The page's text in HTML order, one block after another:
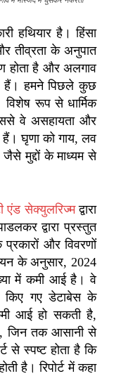
हथियार है। हिंसा
तीव्रता के अनुपात
होता है और अलगाव
हैं। हमने पिछले कुछ
रूप से धार्मिक
वे असहायता और
हैं। घृणा को गाय, लव
मुद्दों के माध्यम से
एंड सेक्युलरिज्मद्वारा
द्वारा प्रस्तुत
और विवरणों
के अनुसार, 2024
में कमी आई है। वे
किए गए डेटाबेस के
आई हो सकती है,
जिन तक आसानी से
से स्पष्ट होता है कि
है। रिपोर्ट में कहा